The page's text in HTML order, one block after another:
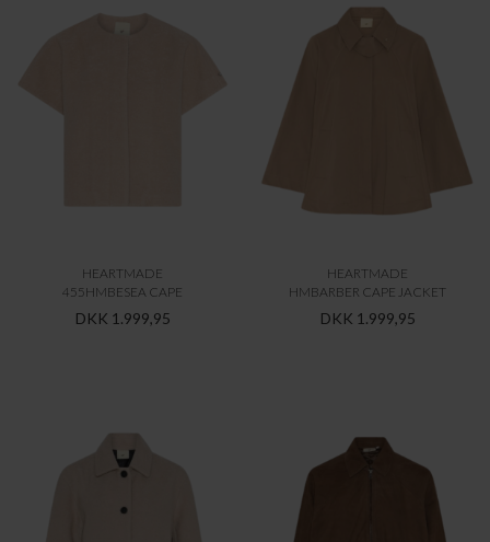
HEARTMADE
455HMBESEA CAPE
DKK 1.999,95
HEARTMADE
HMBARBER CAPE JACKET
DKK 1.999,95